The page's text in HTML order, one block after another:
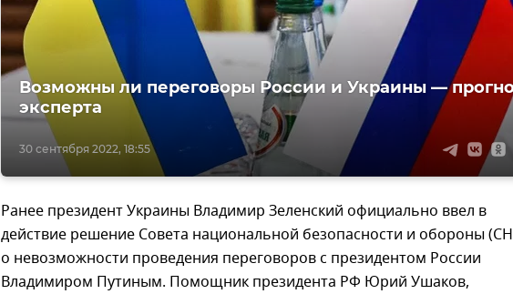
30 сентября 2022, 18:55
Возможны ли переговоры России и Украины —
эксперта
Ранее президент Украины Владимир Зеленский официально ввел в
действие решение Совета национальной безопасности и обороны
о невозможности проведения переговоров с президентом России
Владимиром Путиным. Помощник президента РФ Юрий Ушаков,